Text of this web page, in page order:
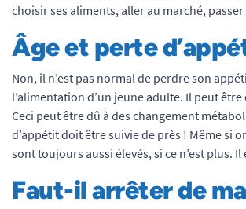
choisir ses aliments, aller au marché,
Âge et perte
Non, il n’est pas normal de perdre son
l’alimentation d’un jeune adulte. Il peut
Ceci peut être dû à des changement
d’appétit doit être suivie de près ! Même si
sont toujours aussi élevés, si ce n’est plus.
Faut-il arrêter de